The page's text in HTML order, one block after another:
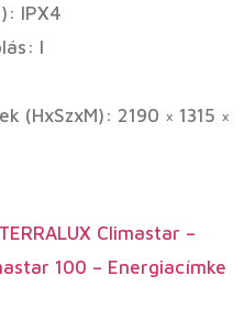
IPX4
I
(HxSzxM): 2190 × 1315 ×
TERRALUX Climastar –
100 – Energiacímke